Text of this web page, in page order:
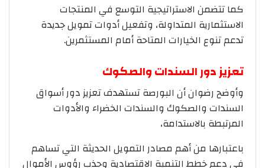
كما تتضمن الاستراتيجية التوسع في المنتجات
الاستثمارية المتداولة، وتفعيل أدوات تمويل جديدة
تدعم تنوع الخيارات المتاحة أمام المستثمرين.
تعزيز دور السندات والصكوك
وأوضح رضوان أن البورصة تستهدف تعزيز دور أسواق
السندات والصكوك والسندات الخضراء والأدوات
المرتبطة بالاستدامة،
باعتبارها من أهم مصادر التمويل الحديثة التي تساهم
في دعم خطط التنمية الاقتصادية وجذب رؤوس الأموال